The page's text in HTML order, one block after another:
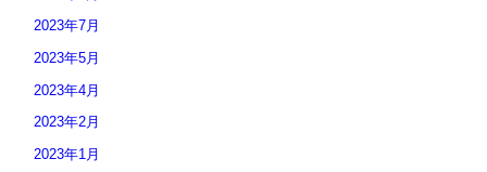
2023年7月
2023年5月
2023年4月
2023年2月
2023年1月